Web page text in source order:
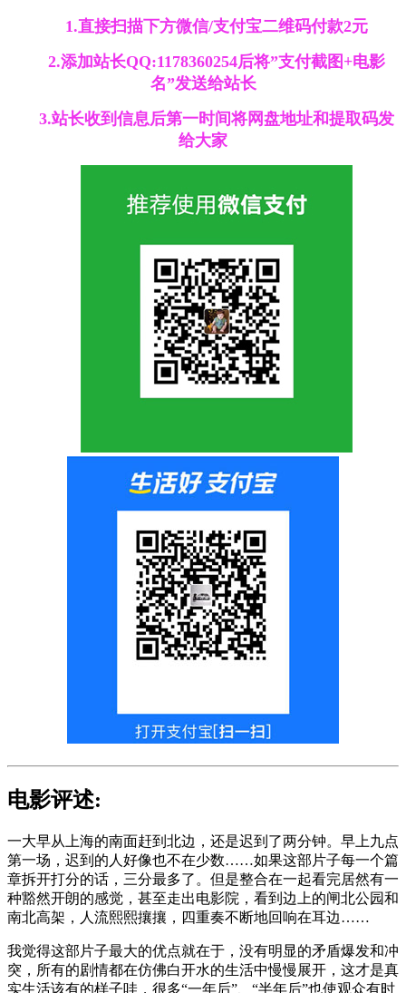
1.直接扫描下方微信/支付宝二维码付款2元
2.添加站长QQ:1178360254后将”支付截图+电影
名”发送给站长
3.站长收到信息后第一时间将网盘地址和提取码发
给大家
电影评述:
一大早从上海的南面赶到北边，还是迟到了两分钟。早上九点
第一场，迟到的人好像也不在少数……如果这部片子每一个篇
章拆开打分的话，三分最多了。但是整合在一起看完居然有一
种豁然开朗的感觉，甚至走出电影院，看到边上的闸北公园和
南北高架，人流熙熙攘攘，四重奏不断地回响在耳边……
我觉得这部片子最大的优点就在于，没有明显的矛盾爆发和冲
突，所有的剧情都在仿佛白开水的生活中慢慢展开，这才是真
实生活该有的样子哇，很多“一年后”、“半年后”也使观众有时